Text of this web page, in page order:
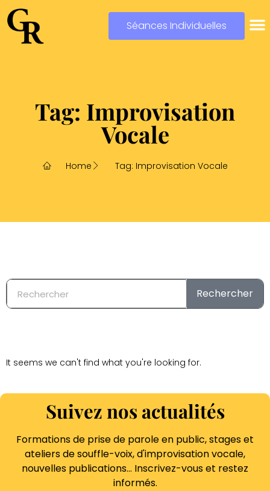
Séances Individuelles
Tag: Improvisation
Vocale
Home Tag: Improvisation Vocale
Rechercher
It seems we can't find what you're looking for.
Suivez nos actualités
Formations de prise de parole en public, stages et
ateliers de souffle-voix, d'improvisation vocale,
nouvelles publications… Inscrivez-vous et restez
informés.